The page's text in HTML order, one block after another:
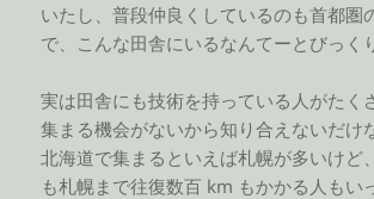
いたし、普段仲良くしているのも首都圏
で、こんな田舎にいるなんてーとびっく
実は田舎にも技術を持っている人がたく
集まる機会がないから知り合えないだけ
北海道で集まるといえば札幌が多いけど
も札幌まで往復数百 km もかかる人もい